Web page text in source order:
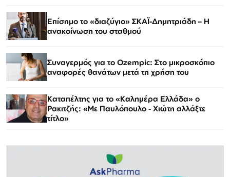
Επίσημο το «διαζύγιο» ΣΚΑΪ-Δημητριάδη – Η
ανακοίνωση του σταθμού
Συναγερμός για το Ozempic: Στο μικροσκόπιο
αναφορές θανάτων μετά τη χρήση του
Καταπέλτης για το «Καλημέρα Ελλάδα» ο
Ρακιτζής: «Με Παυλόπουλο - Χιώτη αλλάξτε
τίτλο»